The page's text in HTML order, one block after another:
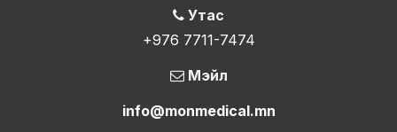
Утас
+976 7711-7474
Мэйл
info@monmedical.mn